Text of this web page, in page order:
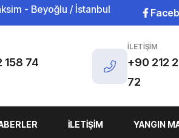
- Beyoğlu / İstanbul
158 74
İLETIŞIM
+90 212
72
İLETIŞIM YANGIN